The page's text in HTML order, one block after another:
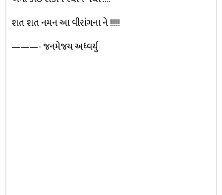
શત શત નમન આ વીરાંગના ને !!!!!
———- જનમેજય અધ્વર્યુ